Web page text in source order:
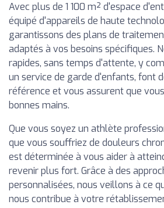
Avec plus de 1 100 m² d'espace
équipé d'appareils de haute
garantissons des plans de
adaptés à vos besoins spécifiques.
rapides, sans temps d'attente, y
un service de garde d'enfants, font
référence et vous assurent que
bonnes mains.
Que vous soyez un athlète
que vous souffriez de douleurs
est déterminée à vous aider à
revenir plus fort. Grâce à des
personnalisées, nous veillons à ce
nous contribue à votre